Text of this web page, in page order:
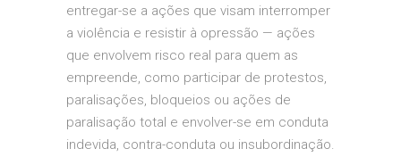
entregar-se a ações que visam interromper
a violência e resistir à opressão — ações
que envolvem risco real para quem as
empreende, como participar de protestos,
paralisações, bloqueios ou ações de
paralisação total e envolver-se em conduta
indevida, contra-conduta ou insubordinação.